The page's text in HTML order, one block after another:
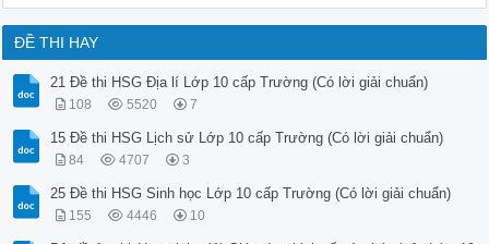
ĐỀ THI HAY
21 Đề thi HSG Địa lí Lớp 10 cấp Trường (Có lời giải chuẩn)
108 5520 7
15 Đề thi HSG Lịch sử Lớp 10 cấp Trường (Có lời giải chuẩn)
84 4707 3
25 Đề thi HSG Sinh học Lớp 10 cấp Trường (Có lời giải chuẩn)
155 4446 10